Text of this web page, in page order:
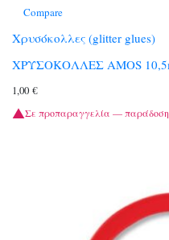
Compare
Χρυσόκολλες (glitter glues)
ΧΡΥΣΟΚΟΛΛΕΣ ΑΜΟS
1,00 €
Σε προπαραγγελία — παράδοση